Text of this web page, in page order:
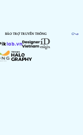
BẢO TRỢ TRUYỀN THÔNG